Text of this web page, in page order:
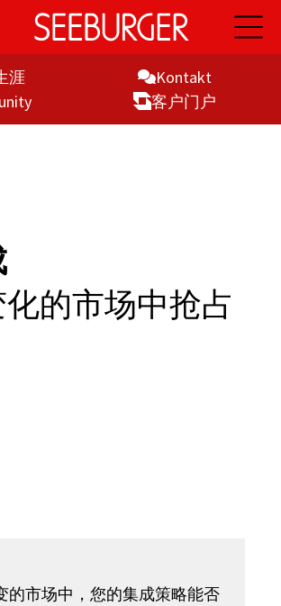
开
启
主
Kontakt
涯
客户门户
的市场中抢占
的市场中，您的集成策略能否